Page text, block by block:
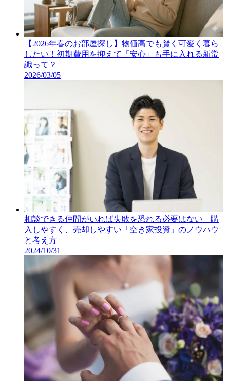
【2026年春のお部屋探し】物価高でも賢く可愛く暮ら
したい！初期費用を抑えて「安心」も手に入れる新常
識って？
2026/03/05
相談できる仲間がいれば失敗を恐れる必要はない 購
入しやすく、売却しやすい「空き家投資」のノウハウ
と考え方
2024/10/31